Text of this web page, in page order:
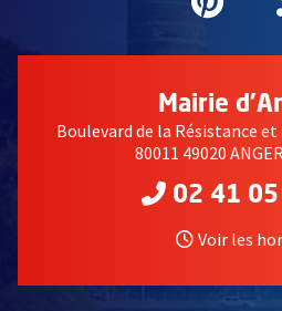
Mairie
Boulevard de la Résistance
80011 49020
02 41
Voir les